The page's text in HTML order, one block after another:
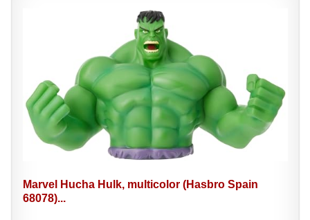
Marvel Hucha Hulk, multicolor (Hasbro Spain
68078)...